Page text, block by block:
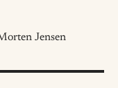
Jensen